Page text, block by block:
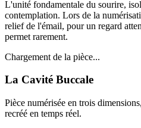
L'unité fondamentale du sourire,
contemplation. Lors de la
relief de l'émail, pour un regard
permet rarement.
Chargement de la pièce...
La Cavité Buccale
Pièce numérisée en trois
recréé en temps réel.